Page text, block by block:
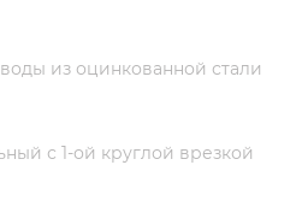
из оцинкованной стали
с 1-ой круглой врезкой